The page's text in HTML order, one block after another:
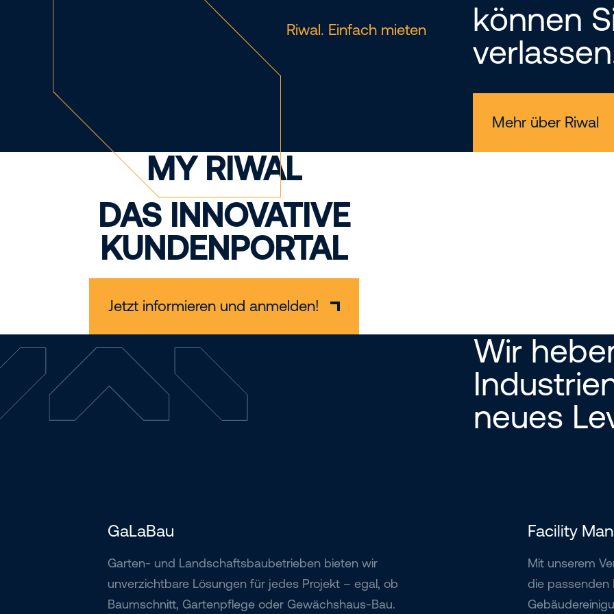
Riwal. Einfach mieten
können
Mehr über Riwal
MY RIWAL
DAS INNOVATIVE
KUNDENPORTAL
Jetzt informieren und anmelden!
Wir
neues
GaLaBau
Garten- und Landschaftsbaubetrieben bieten wir
unverzichtbare Lösungen für jedes Projekt – egal, ob
Baumschnitt, Gartenpflege oder Gewächshaus-Bau.
Facility
Mit unserem
die passenden